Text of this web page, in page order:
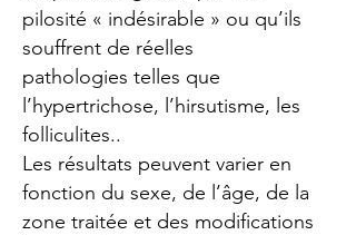
pilosité « indésirable » ou qu’ils
souffrent de réelles
pathologies telles que
l’hypertrichose, l’hirsutisme, les
folliculites..
Les résultats peuvent varier en
fonction du sexe, de l’âge, de la
zone traitée et des modifications